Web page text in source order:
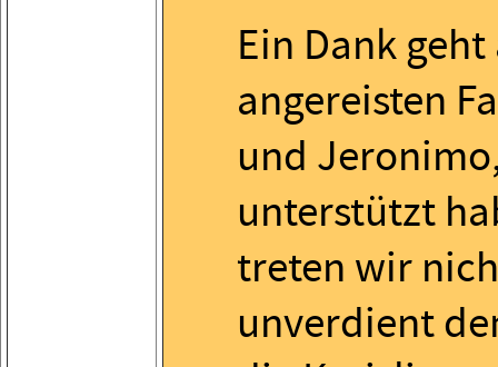
Ein Dank
angereisten
und
unterstützt
treten wir
unverdient